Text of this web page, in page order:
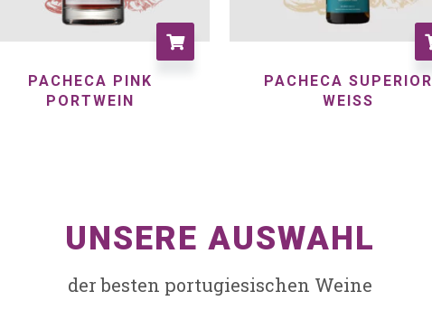
PACHECA PINK
PORTWEIN
PACHECA SUPERIOR
WEISS
UNSERE AUSWAHL
der besten portugiesischen Weine